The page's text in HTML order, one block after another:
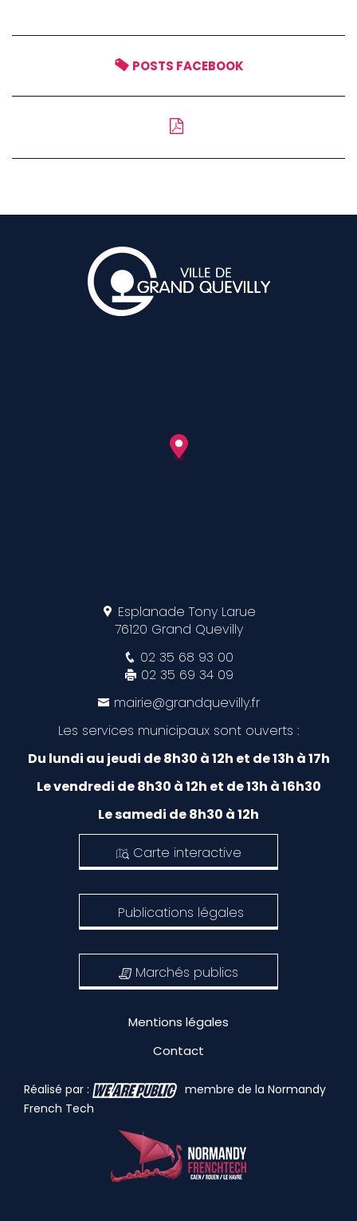
POSTS FACEBOOK
Esplanade Tony Larue
76120 Grand Quevilly
02 35 68 93 00
02 35 69 34 09
mairie@grandquevilly.fr
Les services municipaux sont ouverts :
Du lundi au jeudi de 8h30 à 12h et de 13h à 17h
Le vendredi de 8h30 à 12h et de 13h à 16h30
Le samedi de 8h30 à 12h
Carte interactive
Publications légales
Marchés publics
Mentions légales
Contact
Réalisé par :
membre de la Normandy
French Tech